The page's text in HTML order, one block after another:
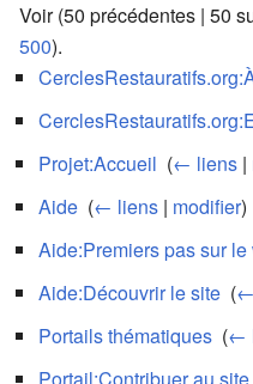
Voir (50 précédentes | 50
500).
Projet:Accueil (← liens |
Aide (← liens | modifier)
Aide:Premiers pas sur le
Aide:Découvrir le site (
Portails thématiques (←